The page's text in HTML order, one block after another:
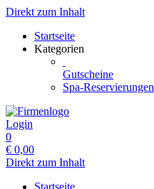
Direkt zum Inhalt
Startseite
Kategorien
Gutscheine
Spa-Reservierungen
Login
0
€ 0,00
Direkt zum Inhalt
Startseite